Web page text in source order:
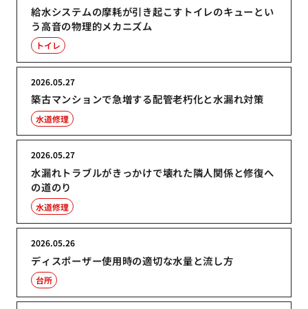
給水システムの摩耗が引き起こすトイレのキューとい
う高音の物理的メカニズム
トイレ
築古マンションで急増する配管老朽化と水漏れ対策
2026.05.27
水道修理
水漏れトラブルがきっかけで壊れた隣人関係と修復へ
の道のり
2026.05.27
水道修理
ディスポーザー使用時の適切な水量と流し方
2026.05.26
台所